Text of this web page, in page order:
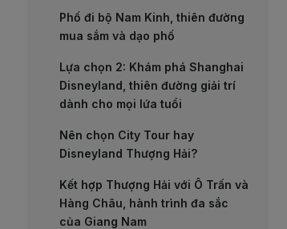
Phố đi bộ Nam Kinh, thiên đường
mua sắm và dạo phố
Lựa chọn 2: Khám phá Shanghai
Disneyland, thiên đường giải trí
dành cho mọi lứa tuổi
Nên chọn City Tour hay
Disneyland Thượng Hải?
Kết hợp Thượng Hải với Ô Trấn và
Hàng Châu, hành trình đa sắc
của Giang Nam